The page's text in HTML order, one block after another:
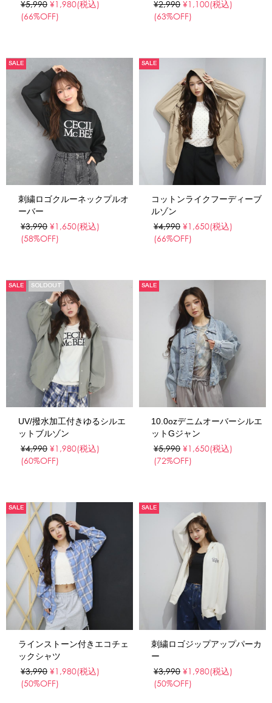
¥5,990 ¥1,980(税込)
(66%OFF)
¥2,990 ¥1,100(税込)
(63%OFF)
SALE
刺繍ロゴクルーネックプルオ
ーバー
¥3,990 ¥1,650(税込)
(58%OFF)
SALE
コットンライクフーディーブ
ルゾン
¥4,990 ¥1,650(税込)
(66%OFF)
SALE SOLDOUT
UV/撥水加工付きゆるシルエ
ットブルゾン
¥4,990 ¥1,980(税込)
(60%OFF)
SALE
10.0ozデニムオーバーシルエ
ットGジャン
¥5,990 ¥1,650(税込)
(72%OFF)
SALE
ラインストーン付きエコチェ
ックシャツ
¥3,990 ¥1,980(税込)
(50%OFF)
SALE
刺繍ロゴジップアップパーカ
ー
¥3,990 ¥1,980(税込)
(50%OFF)